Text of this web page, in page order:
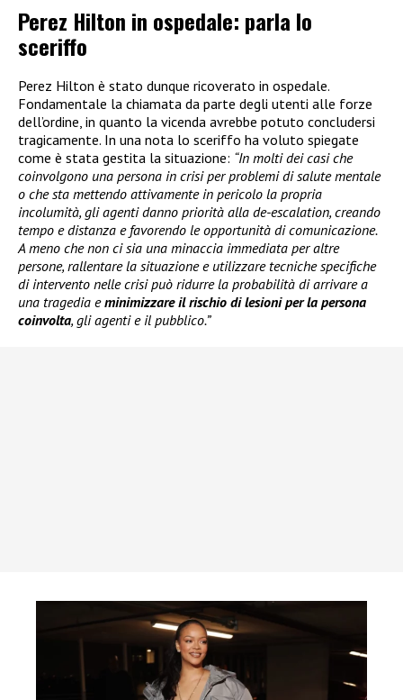
Perez Hilton in ospedale: parla lo
sceriffo
Perez Hilton è stato dunque ricoverato in ospedale.
Fondamentale la chiamata da parte degli utenti alle forze
dell’ordine, in quanto la vicenda avrebbe potuto concludersi
tragicamente. In una nota lo sceriffo ha voluto spiegate
come è stata gestita la situazione: “In molti dei casi che
coinvolgono una persona in crisi per problemi di salute mentale
o che sta mettendo attivamente in pericolo la propria
incolumità, gli agenti danno priorità alla de-escalation, creando
tempo e distanza e favorendo le opportunità di comunicazione.
A meno che non ci sia una minaccia immediata per altre
persone, rallentare la situazione e utilizzare tecniche specifiche
di intervento nelle crisi può ridurre la probabilità di arrivare a
una tragedia eminimizzare il rischio di lesioni per la persona
coinvolta, gli agenti e il pubblico.”